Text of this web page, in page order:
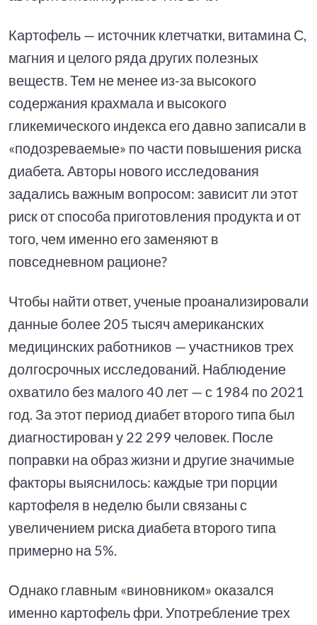
Картофель — источник клетчатки, витамина С,
магния и целого ряда других полезных
веществ. Тем не менее из-за высокого
содержания крахмала и высокого
гликемического индекса его давно записали в
«подозреваемые» по части повышения риска
диабета. Авторы нового исследования
задались важным вопросом: зависит ли этот
риск от способа приготовления продукта и от
того, чем именно его заменяют в
повседневном рационе?
Чтобы найти ответ, ученые проанализировали
данные более 205 тысяч американских
медицинских работников — участников трех
долгосрочных исследований. Наблюдение
охватило без малого 40 лет — с 1984 по 2021
год. За этот период диабет второго типа был
диагностирован у 22 299 человек. После
поправки на образ жизни и другие значимые
факторы выяснилось: каждые три порции
картофеля в неделю были связаны с
увеличением риска диабета второго типа
примерно на 5%.
Однако главным «виновником» оказался
именно картофель фри. Употребление трех